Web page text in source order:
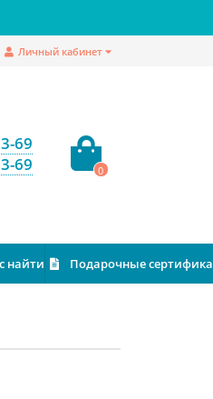
Личный кабинет
69
69
0
найти Подарочные